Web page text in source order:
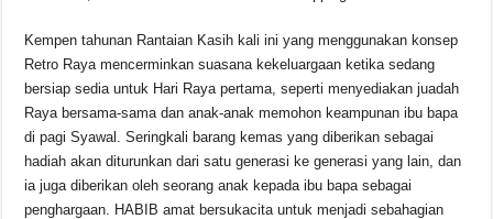
Kempen tahunan Rantaian Kasih kali ini yang menggunakan konsep
Retro Raya mencerminkan suasana kekeluargaan ketika sedang
bersiap sedia untuk Hari Raya pertama, seperti menyediakan juadah
Raya bersama-sama dan anak-anak memohon keampunan ibu bapa
di pagi Syawal. Seringkali barang kemas yang diberikan sebagai
hadiah akan diturunkan dari satu generasi ke generasi yang lain, dan
ia juga diberikan oleh seorang anak kepada ibu bapa sebagai
penghargaan. HABIB amat bersukacita untuk menjadi sebahagian